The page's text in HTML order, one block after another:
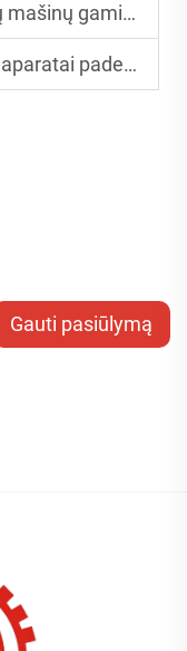
kas turėtų žinoti pirkėjai
atliekas visame pasaulyje
Gauti pasiūlymą